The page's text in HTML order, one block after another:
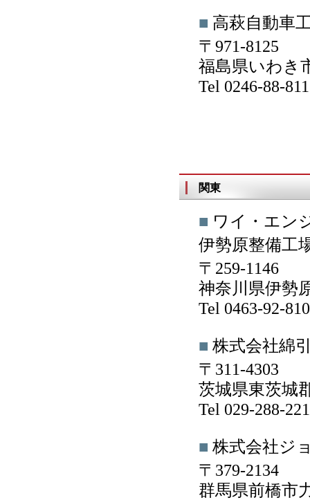
■ 高萩自動車
〒971-8125
福島県いわき
Tel 0246-88-
関東
■ ワイ・エン
伊勢原整備工
〒259-1146
神奈川県伊勢
Tel 0463-92-
■ 株式会社綿
〒311-4303
茨城県東茨城
Tel 029-288-
■ 株式会社ジ
〒379-2134
群馬県前橋市